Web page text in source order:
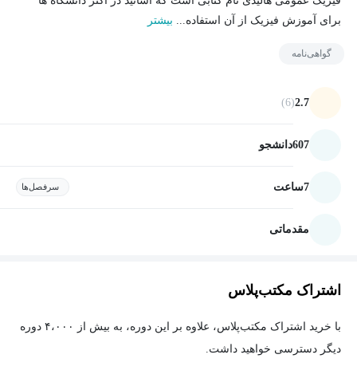
برای آموزش فیزیک از آن استفاده... بیشتر
گواهی‌نامه
2.7
(6)
607دانشجو
7ساعت سرفصل‌ها
مقدماتی
اشتراک مکتب‌پلاس
با خرید اشتراک مکتب‌پلاس، علاوه بر این دوره، به بیش از ۴،۰۰۰ دوره
دیگر دسترسی خواهید داشت.